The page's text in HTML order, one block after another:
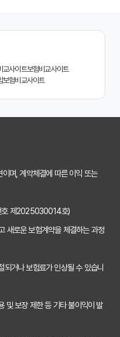
용하는 3가지 꿀팁
치아보험 비교사이트 선택 전 반드시 알아야 할 5가지 핵심 질문
임플란트, 크라운 치료비 부담? 치아보험 비교사이트 활용법 및 보장꿀팁
2026년 치아보험, 가격 vs 보장! 비교 분석으로 나에게 딱 맞는 보험 찾기
치아보험 비교사이트 활용법: 숨겨진 보장까지 꼼꼼하게 찾는 꿀팁
교사이트보험비교사이트
보험비교사이트
며, 계약체결에 따른 이익 또는
호 제2025030014호)
새로운 보험계약을 체결하는 과정
거나 보험료가 인상될 수 있습니
및 보장 제한 등 기타 불이익이 발